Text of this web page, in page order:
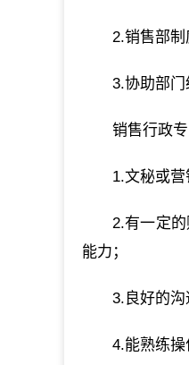
2.销售部制
3.协助部门
销售行政
1.文秘或营
2.有一定
能力；
3.良好的沟
4.能熟练操